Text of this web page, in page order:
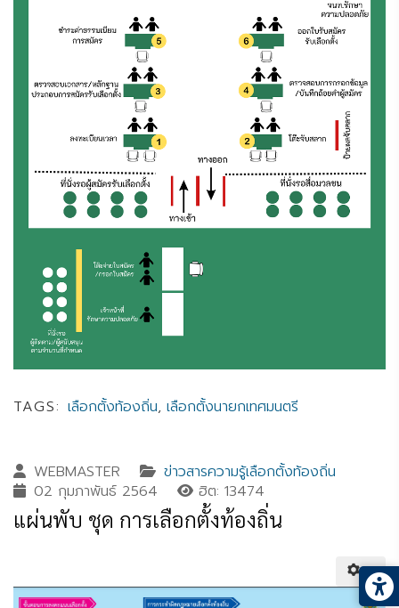
TAGS: เลือกตั้งท้องถิ่น, เลือกตั้งนายกเทศมนตรี
WEBMASTER
ข่าวสารความรู้เลือกตั้งท้องถิ่น
02 กุมภาพันธ์ 2564
ฮิต: 13474
แผ่นพับ ชุด การเลือกตั้งท้องถิ่น